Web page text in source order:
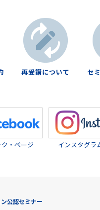
再受講について セ
・ページ インスタグラ
公認セミナー